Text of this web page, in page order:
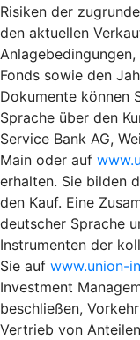
Risiken der
den aktuellen
Fonds sowie den
Dokumente können
Sprache über den
Service Bank AG,
Main oder auf
erhalten. Sie bilden
den Kauf. Eine
deutscher Sprache
Instrumenten der
Sie auf www.union-
Investment
beschließen,
Vertrieb von